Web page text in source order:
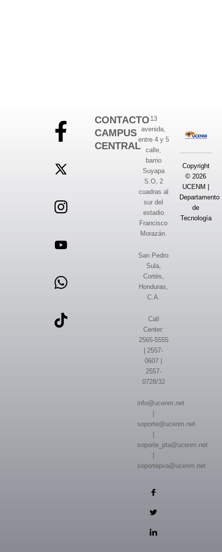
CONTACTO
CAMPUS
CENTRAL
13
avenida,
entre 4 y 5
calle,
barrio
Suyapa
S.O, 2
cuadras al
sur del
estadio
Francisco
Morazán.
San Pedro
Sula,
Cortés,
Honduras,
C.A.
Call
Center:
2565-5555
| 2557-
0607 |
2557-
0728/32
info@ucenm.net
soporte@ucenm.net
soporte_pta@ucenm.net
soportepva@ucenm.net
Copyright
© 2026
UCENM |
Departamento
de
Tecnología